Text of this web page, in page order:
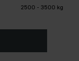
2500 - 3500 kg